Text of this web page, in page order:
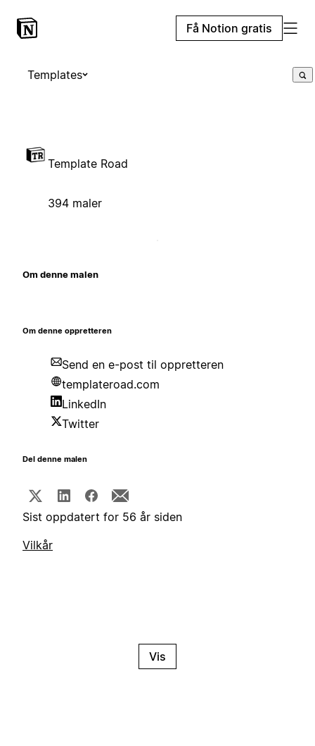
Få Notion gratis
Templates
Template Road
394 maler
Om denne malen
Om denne oppretteren
Send en e-post til oppretteren
templateroad.com
LinkedIn
Twitter
Del denne malen
Sist oppdatert for 56 år siden
Vilkår
Vis